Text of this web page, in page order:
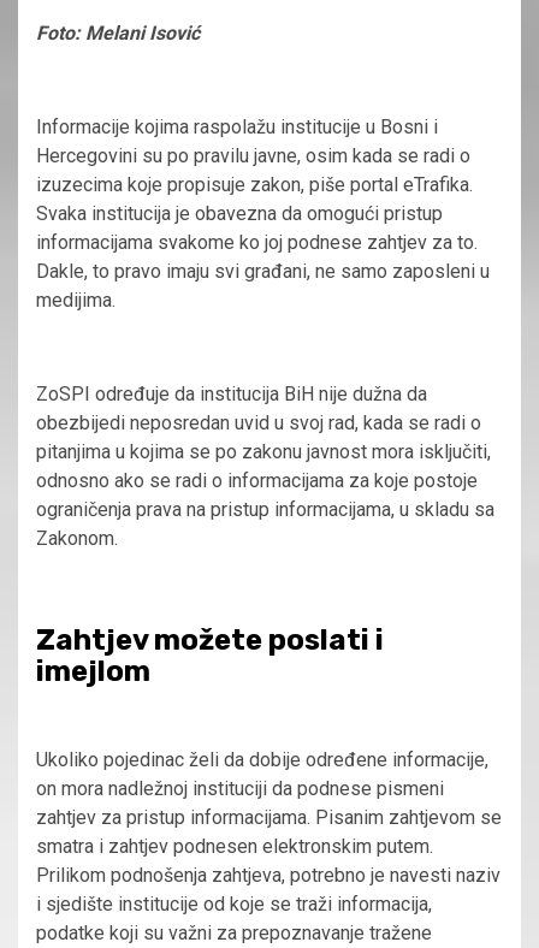
Foto: Melani Isović
Informacije kojima raspolažu institucije u Bosni i
Hercegovini su po pravilu javne, osim kada se radi o
izuzecima koje propisuje zakon, piše portal eTrafika.
Svaka institucija je obavezna da omogući pristup
informacijama svakome ko joj podnese zahtjev za to.
Dakle, to pravo imaju svi građani, ne samo zaposleni u
medijima.
ZoSPI određuje da institucija BiH nije dužna da
obezbijedi neposredan uvid u svoj rad, kada se radi o
pitanjima u kojima se po zakonu javnost mora isključiti,
odnosno ako se radi o informacijama za koje postoje
ograničenja prava na pristup informacijama, u skladu sa
Zakonom.
Zahtjev možete poslati i
imejlom
Ukoliko pojedinac želi da dobije određene informacije,
on mora nadležnoj instituciji da podnese pismeni
zahtjev za pristup informacijama. Pisanim zahtjevom se
smatra i zahtjev podnesen elektronskim putem.
Prilikom podnošenja zahtjeva, potrebno je navesti naziv
i sjedište institucije od koje se traži informacija,
podatke koji su važni za prepoznavanje tražene